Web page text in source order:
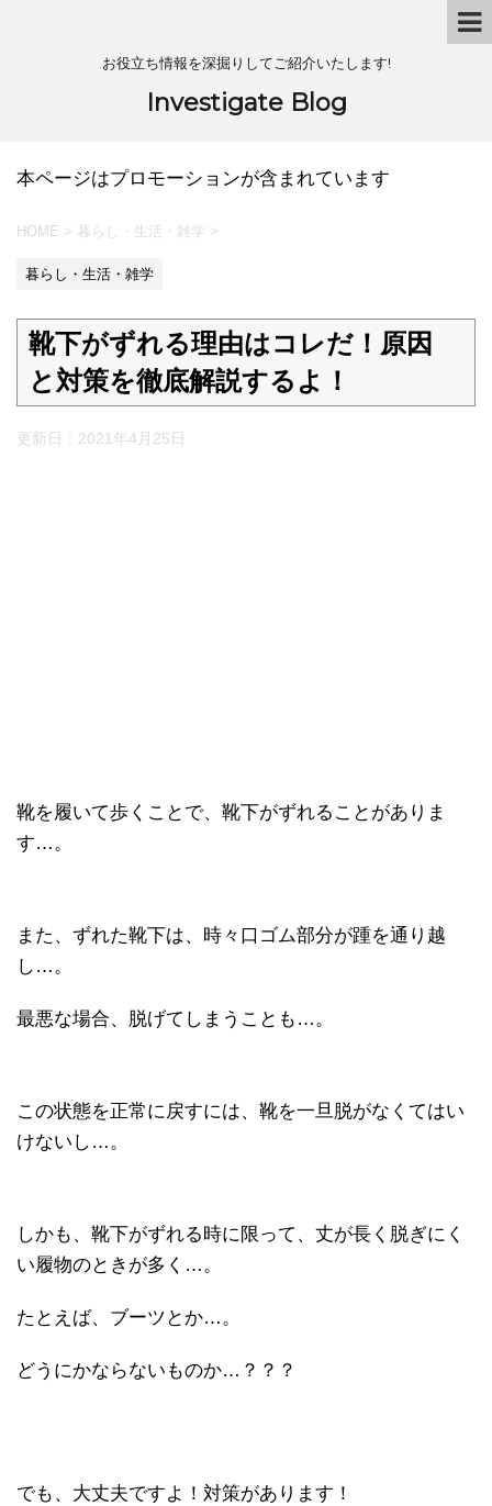
お役立ち情報を深掘りしてご紹介いたします!
Investigate Blog
本ページはプロモーションが含まれています
HOME > 暮らし・生活・雑学 >
暮らし・生活・雑学
靴下がずれる理由はコレだ！原因
と対策を徹底解説するよ！
更新日： 2021年4月25日
靴を履いて歩くことで、靴下がずれることがありま
す…。
また、ずれた靴下は、時々口ゴム部分が踵を通り越
し…。
最悪な場合、脱げてしまうことも…。
この状態を正常に戻すには、靴を一旦脱がなくてはい
けないし…。
しかも、靴下がずれる時に限って、丈が長く脱ぎにく
い履物のときが多く…。
たとえば、ブーツとか…。
どうにかならないものか…？？？
でも、大丈夫ですよ！対策があります！